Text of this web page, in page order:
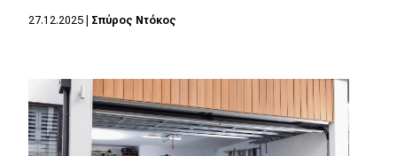
MOTO
Οδηγός αγοράς
Συμβουλές
27.12.2025 Σπύρος Ντόκος